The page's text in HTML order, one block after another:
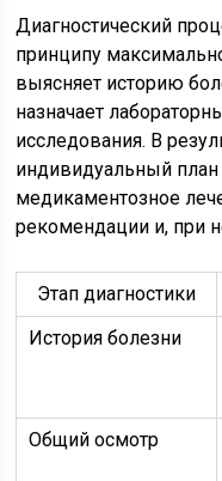
Диагностический
принципу
выясняет историю
назначает
исследования. В
индивидуальный
медикаментозное
рекомендации и, при
Этап диагностики
История болезни
Общий осмотр